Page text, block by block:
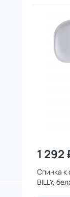
1 292
Спинка к
BILLY,